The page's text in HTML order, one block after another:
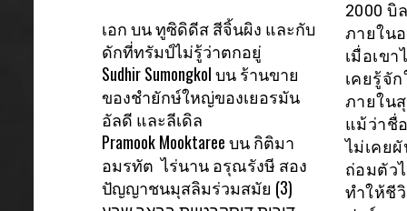
2000 บิ
ภายใน
เมื่อเข
เคยรู้จั
ภายใน
แม้ว่าชื่
ไม่เคย
ถ่อมตัว
ทำให้ชี
เอกบนทูซิดิดีส สีจิ้นผิง และกับ
ดักที่ทรัมป์ไม่รู้ว่าตกอยู่
Sudhir Sumongkolบนร้านขาย
ของชำยักษ์ใหญ่ของเยอรมัน
อัลดี และลีเดิล
Pramook Mooktareeบนกิติมา
อมรทัต ไร่นาน อรุณรังษี สอง
ปัญญาชนมุสลิมร่วมสมัย (3)